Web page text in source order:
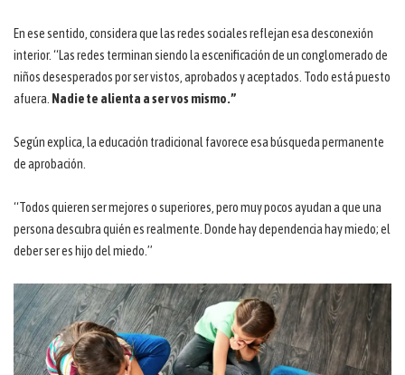
En ese sentido, considera que las redes sociales reflejan esa desconexión
interior. “Las redes terminan siendo la escenificación de un conglomerado de
niños desesperados por ser vistos, aprobados y aceptados. Todo está puesto
afuera. Nadie te alienta a ser vos mismo.”
Según explica, la educación tradicional favorece esa búsqueda permanente
de aprobación.
“Todos quieren ser mejores o superiores, pero muy pocos ayudan a que una
persona descubra quién es realmente. Donde hay dependencia hay miedo; el
deber ser es hijo del miedo.”